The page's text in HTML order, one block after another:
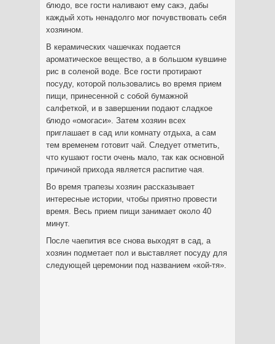
блюдо, все гости наливают ему сакэ, дабы
каждый хоть ненадолго мог почувствовать себя
хозяином.
В керамических чашечках подается
ароматическое вещество, а в большом кувшине
рис в соленой воде. Все гости протирают
посуду, которой пользовались во время прием
пищи, принесенной с собой бумажной
салфеткой, и в завершении подают сладкое
блюдо «омогаси». Затем хозяин всех
приглашает в сад или комнату отдыха, а сам
тем временем готовит чай. Следует отметить,
что кушают гости очень мало, так как основной
причиной прихода является распитие чая.
Во время трапезы хозяин рассказывает
интересные истории, чтобы приятно провести
время. Весь прием пищи занимает около 40
минут.
После чаепития все снова выходят в сад, а
хозяин подметает пол и выставляет посуду для
следующей церемонии под названием «кой-тя».